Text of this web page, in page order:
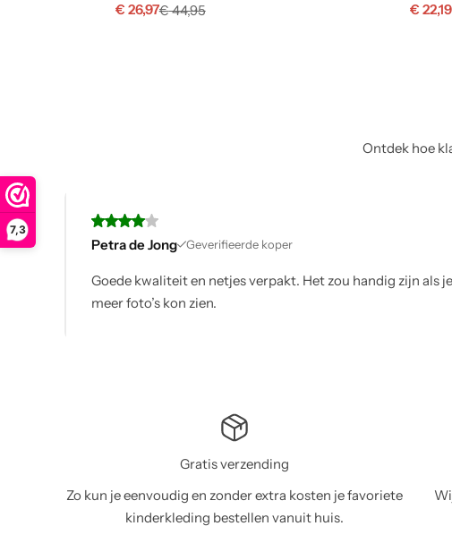
7,3
€44,95
€ 26,97 € 22,19
Ontdek hoe
zou handig zijn als je bij elk product Mijn bestelling was
Gratis verzending
Zo kun je eenvoudig en zonder extra kosten je favoriete
kinderkleding bestellen vanuit huis.